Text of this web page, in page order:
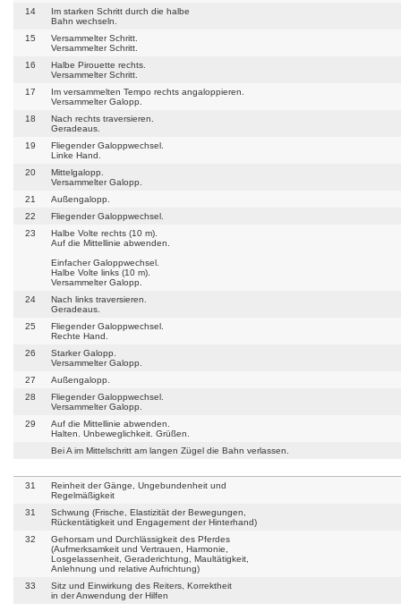
14
Im starken Schritt durch die halbe
Bahn wechseln.
15
Versammelter Schritt.
Versammelter Schritt.
16
Halbe Pirouette rechts.
Versammelter Schritt.
17
Im versammelten Tempo rechts angaloppieren.
Versammelter Galopp.
18
Nach rechts traversieren.
Geradeaus.
19
Fliegender Galoppwechsel.
Linke Hand.
20
Mittelgalopp.
Versammelter Galopp.
21
Außengalopp.
22
Fliegender Galoppwechsel.
23
Halbe Volte rechts (10 m).
Auf die Mittellinie abwenden.
Einfacher Galoppwechsel.
Halbe Volte links (10 m).
Versammelter Galopp.
24
Nach links traversieren.
Geradeaus.
25
Fliegender Galoppwechsel.
Rechte Hand.
26
Starker Galopp.
Versammelter Galopp.
27
Außengalopp.
28
Fliegender Galoppwechsel.
Versammelter Galopp.
29
Auf die Mittellinie abwenden.
Halten. Unbeweglichkeit. Grüßen.
Bei A im Mittelschritt am langen Zügel die Bahn verlassen.
31
Reinheit der Gänge, Ungebundenheit und
Regelmäßigkeit
31
Schwung (Frische, Elastizität der Bewegungen,
Rückentätigkeit und Engagement der Hinterhand)
32
Gehorsam und Durchlässigkeit des Pferdes
(Aufmerksamkeit und Vertrauen, Harmonie,
Losgelassenheit, Geraderichtung, Maultätigkeit,
Anlehnung und relative Aufrichtung)
33
Sitz und Einwirkung des Reiters, Korrektheit
in der Anwendung der Hilfen